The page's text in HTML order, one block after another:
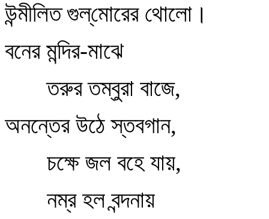
উন্মীলিত গুল্‌মোরের থোলো।
বনের মন্দির-মাঝে
তরুর তম্বুরা বাজে,
অনন্তের উঠে স্তবগান,
চক্ষে জল বহে যায়,
নম্র হল বন্দনায়